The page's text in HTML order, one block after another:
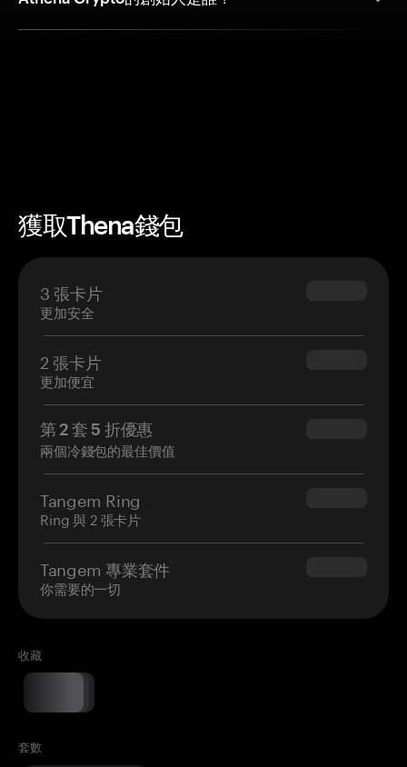
獲取Thena錢包
3 張卡片
更加安全
$69.90
2 張卡片
更加便宜
$54.90
第 2 套 5 折優惠
兩個冷錢包的最佳價值
$34.95
Tangem Ring
Ring 與 2 張卡片
$160.00
Tangem 專業套件
你需要的一切
$180.00
收藏
套數